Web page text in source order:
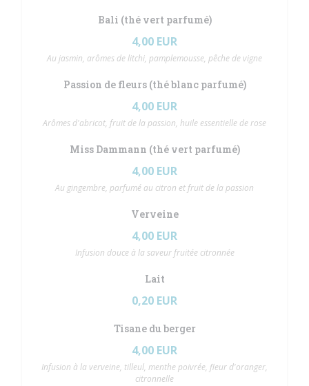
Bali (thé vert parfumé)
4,00 EUR
Au jasmin, arômes de litchi, pamplemousse, pêche de vigne
Passion de fleurs (thé blanc parfumé)
4,00 EUR
Arômes d'abricot, fruit de la passion, huile essentielle de rose
Miss Dammann (thé vert parfumé)
4,00 EUR
Au gingembre, parfumé au citron et fruit de la passion
Verveine
4,00 EUR
Infusion douce à la saveur fruitée citronnée
Lait
0,20 EUR
Tisane du berger
4,00 EUR
Infusion à la verveine, tilleul, menthe poivrée, fleur d'oranger,
citronnelle